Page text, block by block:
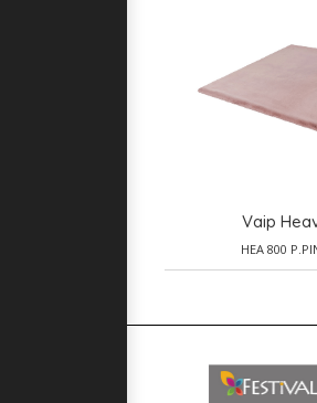
Vaip
HEA 800